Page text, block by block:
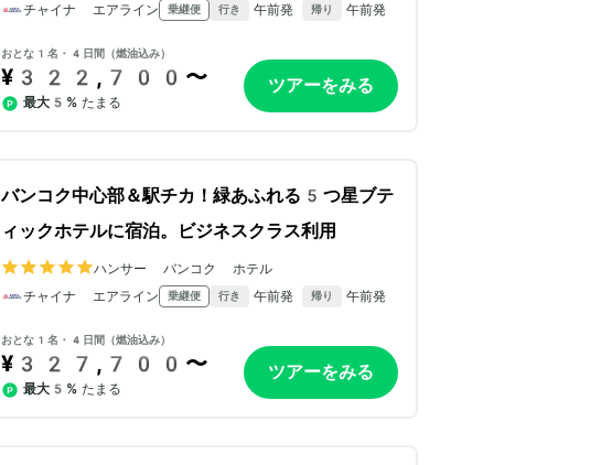
チャイナ エアライン
乗継便 行き 午前発 帰り 午前発
おとな1名・4日間（燃油込み）
¥322,700〜
最大5% たまる
ツアーをみる
バンコク中心部＆駅チカ！緑あふれる5つ星ブテ
ィックホテルに宿泊。ビジネスクラス利用
ハンサー バンコク ホテル
チャイナ エアライン
乗継便 行き 午前発 帰り 午前発
おとな1名・4日間（燃油込み）
¥327,700〜
最大5% たまる
ツアーをみる